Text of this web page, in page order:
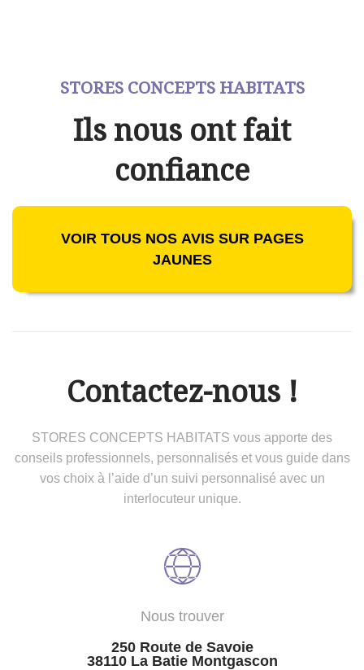
STORES CONCEPTS HABITATS
Ils nous ont fait
confiance
VOIR TOUS NOS AVIS SUR PAGES
JAUNES
Contactez-nous !
STORES CONCEPTS HABITATS vous apporte des
conseils professionnels, personnalisés et vous guide dans
vos choix à l’aide d’un suivi personnalisé avec un
interlocuteur unique.
Nous trouver
250 Route de Savoie
38110 La Batie Montgascon